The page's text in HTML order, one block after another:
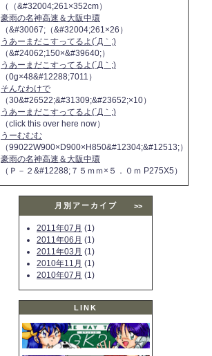
（（&#32004;261×352cm）
豪雨の名神高速＆大阪中環
（&#30067;（&#32004;261×26）
うあーまだこすってるよ(´Д｀;)
（&#24062;150×&#39640;）
うあーまだこすってるよ(´Д｀;)
（0g×48&#12288;7011）
そんなわけで
（30&#26522;&#31309;&#23652;×10）
うあーまだこすってるよ(´Д｀;)
（click this over here now）
うーむむむ
（99022W900×D900×H850&#12304;&#12513;）
豪雨の名神高速＆大阪中環
（Ｐ－２&#12288;７５ｍｍ×５．０ｍ P275X5）
月別アーカイブ >>
2011年07月 (1)
2011年06月 (1)
2011年03月 (1)
2010年11月 (1)
2010年07月 (1)
LINK